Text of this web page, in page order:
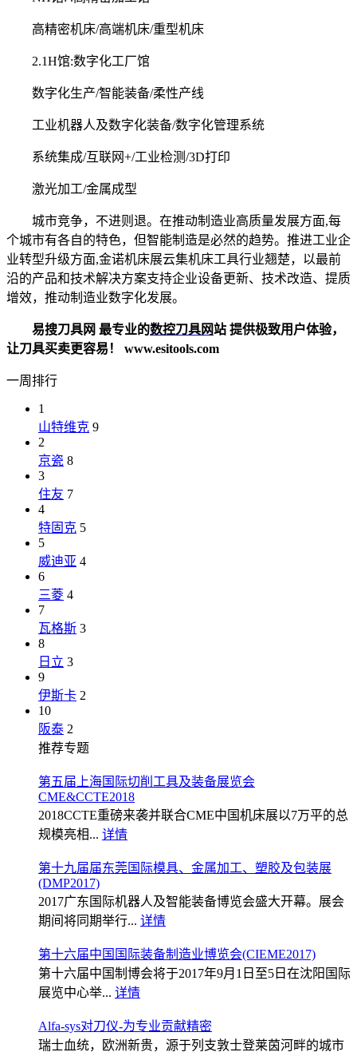
高精密机床/高端机床/重型机床
2.1H馆:数字化工厂馆
数字化生产/智能装备/柔性产线
工业机器人及数字化装备/数字化管理系统
系统集成/互联网+/工业检测/3D打印
激光加工/金属成型
城市竞争，不进则退。在推动制造业高质量发展方面,每
个城市有各自的特色，但智能制造是必然的趋势。推进工业企
业转型升级方面,金诺机床展云集机床工具行业翘楚，以最前
沿的产品和技术解决方案支持企业设备更新、技术改造、提质
增效，推动制造业数字化发展。
易搜刀具网 最专业的数控刀具网站 提供极致用户体验，
让刀具买卖更容易！ www.esitools.com
一周排行
1
山特维克 9
2
京瓷 8
3
住友 7
4
特固克 5
5
威迪亚 4
6
三菱 4
7
瓦格斯 3
8
日立 3
9
伊斯卡 2
10
阪泰 2
推荐专题
第五届上海国际切削工具及装备展览会
CME&CCTE2018
2018CCTE重磅来袭并联合CME中国机床展以7万平的总
规模亮相... 详情
第十九届届东莞国际模具、金属加工、塑胶及包装展
(DMP2017)
2017广东国际机器人及智能装备博览会盛大开幕。展会
期间将同期举行... 详情
第十六届中国国际装备制造业博览会(CIEME2017)
第十六届中国制博会将于2017年9月1日至5日在沈阳国际
展览中心举... 详情
Alfa-sys对刀仪-为专业贡献精密
瑞士血统，欧洲新贵，源于列支敦士登莱茵河畔的城市